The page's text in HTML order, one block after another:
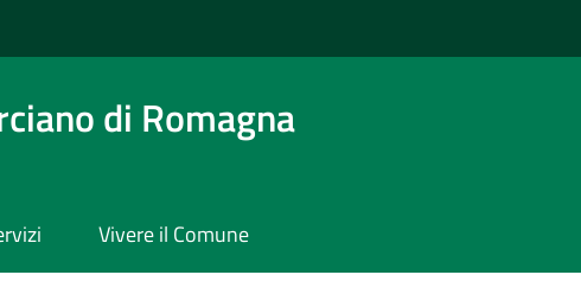
di Romagna
Vivere il Comune